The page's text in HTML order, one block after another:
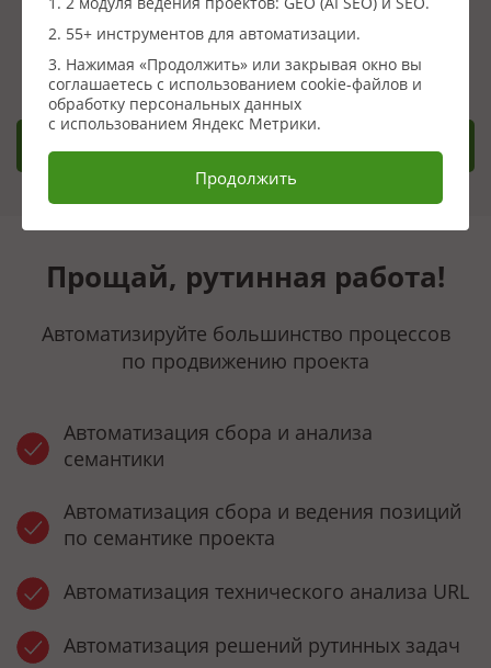
продвижения
Заказать демонстрацию
Прощай, рутинная работа!
Автоматизируйте большинство процессов
по продвижению проекта
Автоматизация сбора и анализа
семантики
Автоматизация сбора и ведения позиций
по семантике проекта
Автоматизация технического анализа URL
Автоматизация решений рутинных задач
2. 55+ инструментов для автоматизации.
3. Нажимая «Продолжить» или закрывая окно вы
соглашаетесь с использованием cookie-файлов и
обработку персональных данных
с использованием Яндекс Метрики.
Продолжить